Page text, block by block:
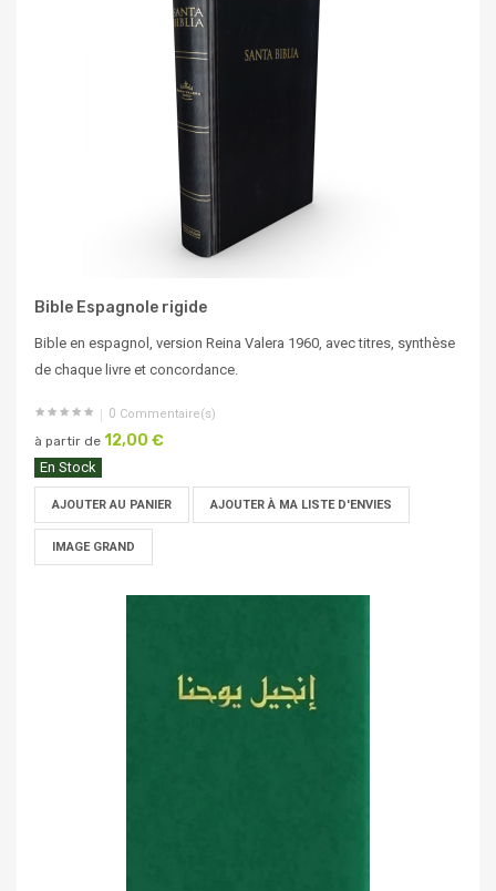
Bible Espagnole rigide
Bible en espagnol, version Reina Valera 1960, avec titres, synthèse
de chaque livre et concordance.
0 Commentaire(s)
à partir de 12,00 €
En Stock
AJOUTER AU PANIER AJOUTER À MA LISTE D'ENVIES
IMAGE GRAND